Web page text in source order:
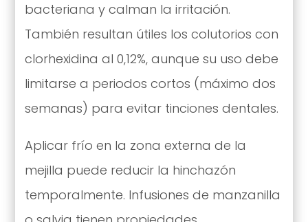
bacteriana y calman la irritación.
También resultan útiles los colutorios con
clorhexidina al 0,12%, aunque su uso debe
limitarse a periodos cortos (máximo dos
semanas) para evitar tinciones dentales.
Aplicar frío en la zona externa de la
mejilla puede reducir la hinchazón
temporalmente. Infusiones de manzanilla